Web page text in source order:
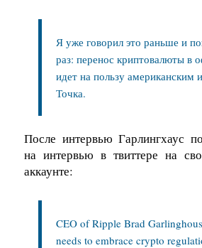
Я уже говорил это раньше и
раз: перенос криптовалюты в
идет на пользу американским
Точка.
После интервью Гарлингхаус
на интервью в твиттере на
аккаунте:
CEO of Ripple Brad
needs to embrace crypto